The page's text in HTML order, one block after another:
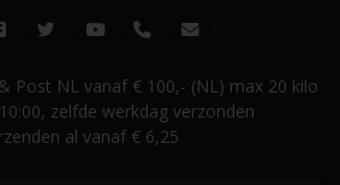
Post NL vanaf € 100,- (NL) max 20 kilo
zelfde werkdag verzonden
al vanaf € 6,25